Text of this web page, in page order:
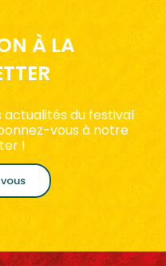
À LA
actualités du festival
vous à notre
!